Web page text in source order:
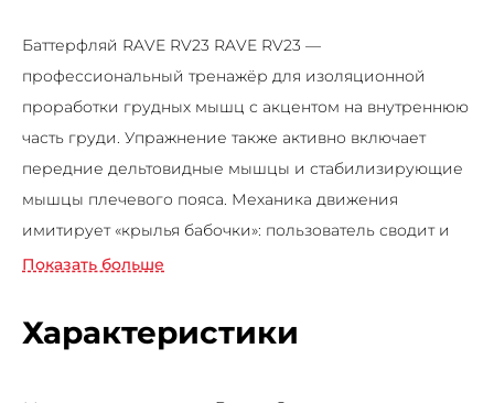
Баттерфляй RAVE RV23 RAVE RV23 —
профессиональный тренажёр для изоляционной
проработки грудных мышц с акцентом на внутреннюю
часть груди. Упражнение также активно включает
передние дельтовидные мышцы и стабилизирующие
мышцы плечевого пояса. Механика движения
имитирует «крылья бабочки»: пользователь сводит и
разводит руки перед собой, преодолевая
концентрированно нагружать грудные мышцы,
формировать рельеф и улучшать контроль
Показать больше
Характеристики